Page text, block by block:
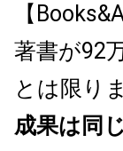
【
著書が92
とは限り
成果は同